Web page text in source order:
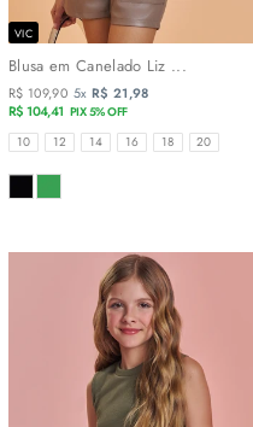
VIC
Blusa em Canelado Liz ...
R$ 109,90 5x R$ 21,98
R$ 104,41 PIX 5% OFF
TAMANHOS
10 12 14 16 18 20
COR